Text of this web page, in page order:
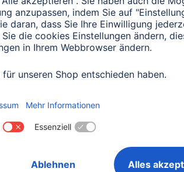
Land wählen
Konformitätserklärungen